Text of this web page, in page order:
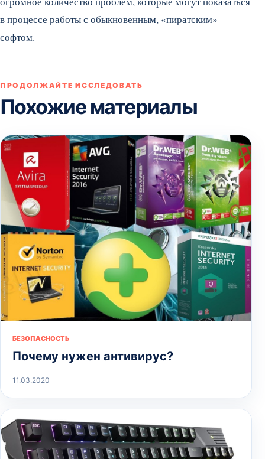
в процессе работы с обыкновенным, «пиратским»
софтом.
ПРОДОЛЖАЙТЕ ИССЛЕДОВАТЬ
Похожие материалы
БЕЗОПАСНОСТЬ
Почему нужен антивирус?
11.03.2020